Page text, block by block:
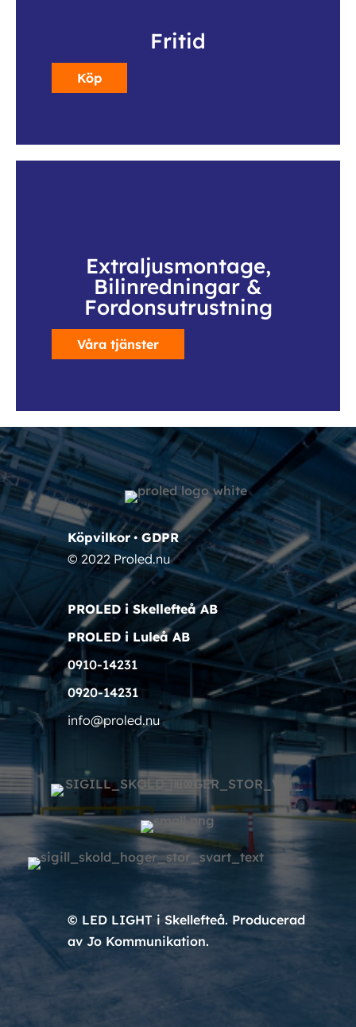
Fritid
Köp
Extraljusmontage,
Bilinredningar &
Fordonsutrustning
Våra tjänster
Köpvilkor•GDPR
© 2022 Proled.nu
PROLED i Skellefteå AB
PROLED i Luleå AB
0910-14231
0920-14231
info@proled.nu
© LED LIGHT i Skellefteå. Producerad
av Jo Kommunikation.